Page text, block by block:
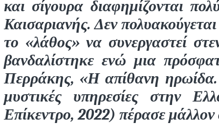
και σίγουρα διαφημίζονται
Καισαριανής. Δεν
το «λάθος» να συνεργαστεί
βανδαλίστηκε ενώ μια
Περράκης, «Η απίθανη ηρωίδα.
μυστικές υπηρεσίες στην
Επίκεντρο, 2022) πέρασε